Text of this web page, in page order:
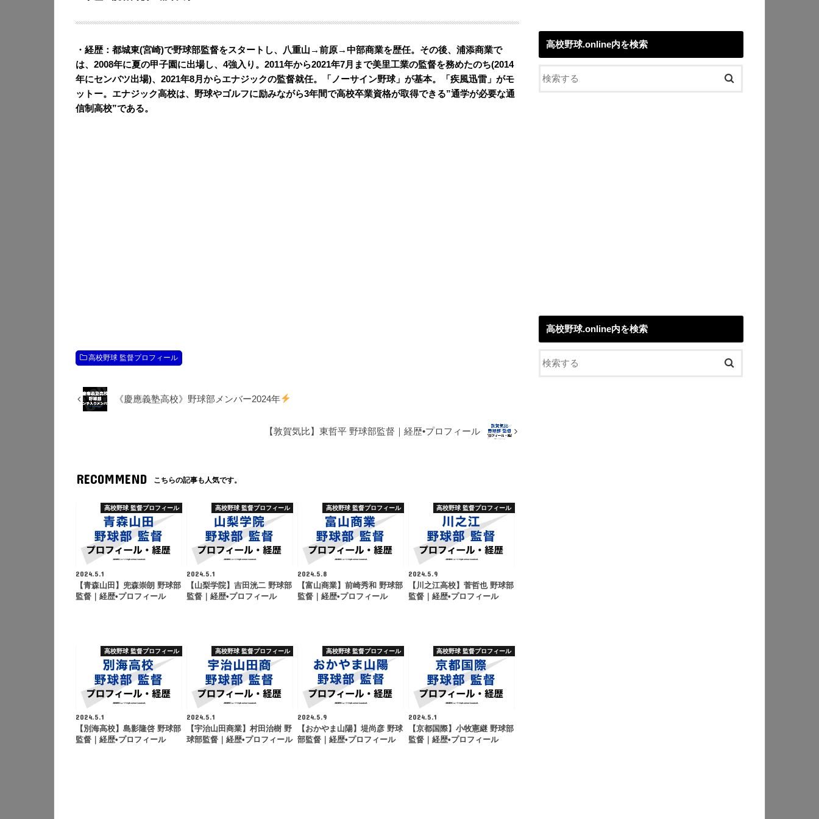
・経歴：都城東(宮崎)で野球部監督をスタートし、八重山→前原→中部商業を歴任。その後、浦添商業で
は、2008年に夏の甲子園に出場し、4強入り。2011年から2021年7月まで美里工業の監督を務めたのち(2014
年にセンバツ出場)、2021年8月からエナジックの監督就任。「ノーサイン野球」が基本。「疾風迅雷」がモ
ットー。エナジック高校は、野球やゴルフに励みながら3年間で高校卒業資格が取得できる”通学が必要な通
信制高校”である。
高校野球 監督プロフィール
《慶應義塾高校》野球部メンバー2024年
【敦賀気比】東哲平 野球部監督｜経歴•プロフィール
RECOMMEND こちらの記事も人気です。
高校野球 監督プロフィール
2024.5.1
【青森山田】兜森崇朗 野球部
監督｜経歴•プロフィール
高校野球 監督プロフィール
2024.5.1
【山梨学院】吉田洸二 野球部
監督｜経歴•プロフィール
高校野球 監督プロフィール
2024.5.8
【富山商業】前崎秀和 野球部
監督｜経歴•プロフィール
高校野球 監督プロフィール
2024.5.9
【川之江高校】菅哲也 野球部
監督｜経歴•プロフィール
高校野球 監督プロフィール
2024.5.1
【別海高校】島影隆啓 野球部
監督｜経歴•プロフィール
高校野球 監督プロフィール
2024.5.1
【宇治山田商業】村田治樹 野
球部監督｜経歴•プロフィール
高校野球 監督プロフィール
2024.5.9
【おかやま山陽】堤尚彦 野球
部監督｜経歴•プロフィール
高校野球 監督プロフィール
2024.5.1
【京都国際】小牧憲継 野球部
監督｜経歴•プロフィール
高校野球.online内を検索
高校野球.online内を検索